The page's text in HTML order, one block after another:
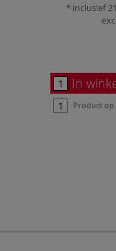
inclusief
In
Product